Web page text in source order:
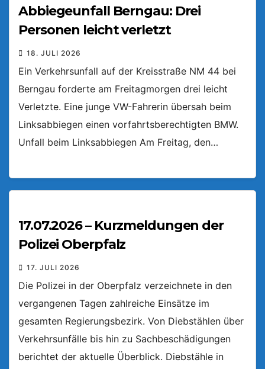
Abbiegeunfall Berngau: Drei
Personen leicht verletzt
18. JULI 2026
Ein Verkehrsunfall auf der Kreisstraße NM 44 bei
Berngau forderte am Freitagmorgen drei leicht
Verletzte. Eine junge VW-Fahrerin übersah beim
Linksabbiegen einen vorfahrtsberechtigten BMW.
Unfall beim Linksabbiegen Am Freitag, den…
17.07.2026 – Kurzmeldungen der
Polizei Oberpfalz
17. JULI 2026
Die Polizei in der Oberpfalz verzeichnete in den
vergangenen Tagen zahlreiche Einsätze im
gesamten Regierungsbezirk. Von Diebstählen über
Verkehrsunfälle bis hin zu Sachbeschädigungen
berichtet der aktuelle Überblick. Diebstähle in